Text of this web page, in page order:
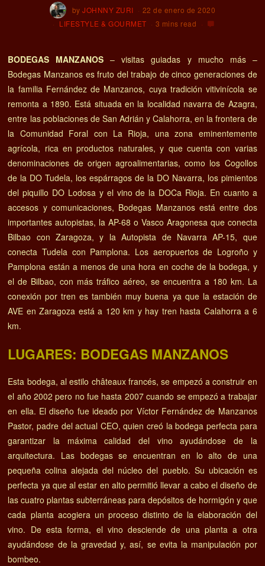
byJOHNNY ZURI
22 de enero de 2020
LIFESTYLE & GOURMET
3 mins read
BODEGAS MANZANOS – visitas guiadas y mucho más –
Bodegas Manzanos es fruto del trabajo de cinco generaciones de
la familia Fernández de Manzanos, cuya tradición vitivinícola se
remonta a 1890. Está situada en la localidad navarra de Azagra,
entre las poblaciones de San Adrián y Calahorra, en la frontera de
la Comunidad Foral con La Rioja, una zona eminentemente
agrícola, rica en productos naturales, y que cuenta con varias
denominaciones de origen agroalimentarias, como los Cogollos
de la DO Tudela, los espárragos de la DO Navarra, los pimientos
del piquillo DO Lodosa y el vino de la DOCa Rioja. En cuanto a
accesos y comunicaciones, Bodegas Manzanos está entre dos
importantes autopistas, la AP-68 o Vasco Aragonesa que conecta
Bilbao con Zaragoza, y la Autopista de Navarra AP-15, que
conecta Tudela con Pamplona. Los aeropuertos de Logroño y
Pamplona están a menos de una hora en coche de la bodega, y
el de Bilbao, con más tráfico aéreo, se encuentra a 180 km. La
conexión por tren es también muy buena ya que la estación de
AVE en Zaragoza está a 120 km y hay tren hasta Calahorra a 6
km.
LUGARES: BODEGAS MANZANOS
Esta bodega, al estilo châteaux francés, se empezó a construir en
el año 2002 pero no fue hasta 2007 cuando se empezó a trabajar
en ella. El diseño fue ideado por Víctor Fernández de Manzanos
Pastor, padre del actual CEO, quien creó la bodega perfecta para
garantizar la máxima calidad del vino ayudándose de la
arquitectura. Las bodegas se encuentran en lo alto de una
pequeña colina alejada del núcleo del pueblo. Su ubicación es
perfecta ya que al estar en alto permitió llevar a cabo el diseño de
las cuatro plantas subterráneas para depósitos de hormigón y que
cada planta acogiera un proceso distinto de la elaboración del
vino. De esta forma, el vino desciende de una planta a otra
ayudándose de la gravedad y, así, se evita la manipulación por
bombeo.